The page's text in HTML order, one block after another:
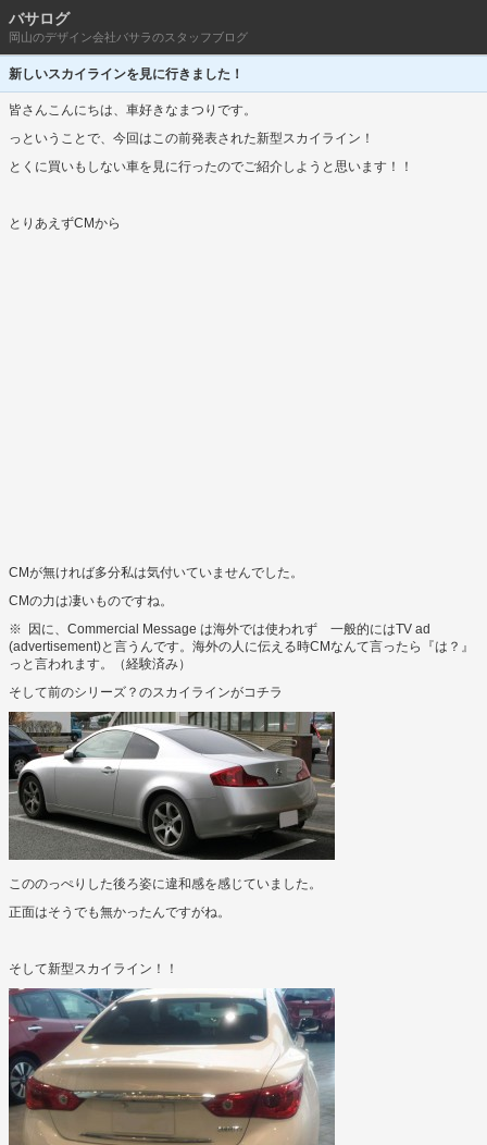
バサログ
岡山のデザイン会社バサラのスタッフブログ
新しいスカイラインを見に行きました！
皆さんこんにちは、車好きなまつりです。
っということで、今回はこの前発表された新型スカイライン！
とくに買いもしない車を見に行ったのでご紹介しようと思います！！
とりあえずCMから
CMが無ければ多分私は気付いていませんでした。
CMの力は凄いものですね。
※ 因に、Commercial Message は海外では使われず 一般的にはTV ad
(advertisement)と言うんです。海外の人に伝える時CMなんて言ったら『は？』
っと言われます。（経験済み）
そして前のシリーズ？のスカイラインがコチラ
こののっぺりした後ろ姿に違和感を感じていました。
正面はそうでも無かったんですがね。
そして新型スカイライン！！